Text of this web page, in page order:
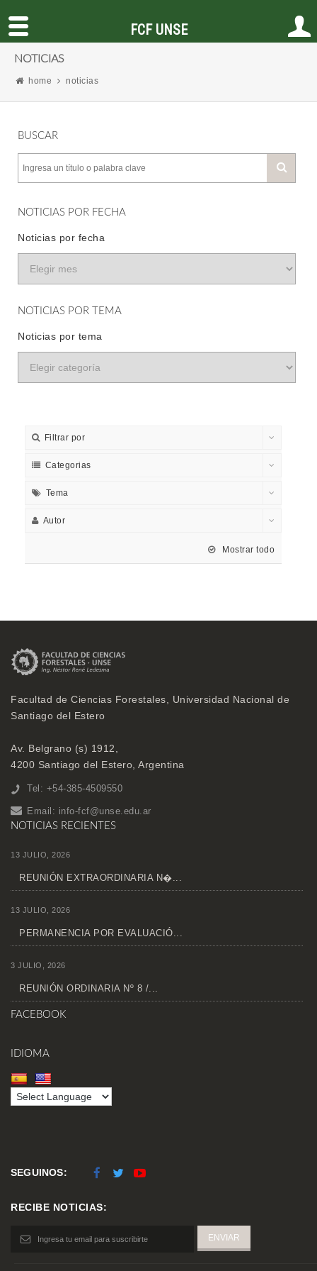
NOTICIAS
home noticias
BUSCAR
NOTICIAS POR FECHA
Noticias por fecha
NOTICIAS POR TEMA
Noticias por tema
Filtrar por
Categorias
Tema
Autor
Mostrar todo
Facultad de Ciencias Forestales, Universidad Nacional de
Santiago del Estero
Av. Belgrano (s) 1912,
4200 Santiago del Estero, Argentina
Tel: +54-385-4509550
Email: info-fcf@unse.edu.ar
NOTICIAS RECIENTES
13 JULIO, 2026
REUNIÓN EXTRAORDINARIA N�...
13 JULIO, 2026
PERMANENCIA POR EVALUACIÓ...
3 JULIO, 2026
REUNIÓN ORDINARIA Nº 8 /...
FACEBOOK
IDIOMA
SEGUINOS:
RECIBE NOTICIAS:
FCF UNSE